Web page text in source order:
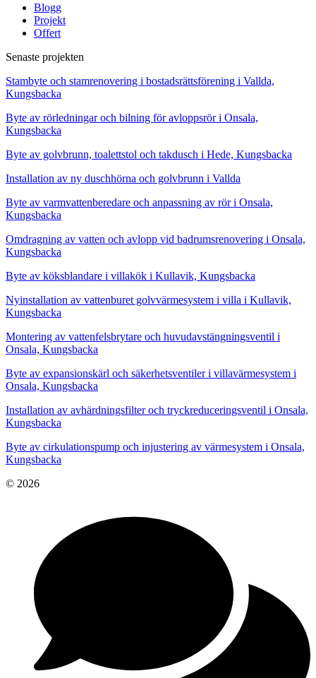
Blogg
Projekt
Offert
Senaste projekten
Stambyte och stamrenovering i bostadsrättsförening i Vallda,
Kungsbacka
Byte av rörledningar och bilning för avloppsrör i Onsala,
Kungsbacka
Byte av golvbrunn, toalettstol och takdusch i Hede, Kungsbacka
Installation av ny duschhörna och golvbrunn i Vallda
Byte av varmvattenberedare och anpassning av rör i Onsala,
Kungsbacka
Omdragning av vatten och avlopp vid badrumsrenovering i Onsala,
Kungsbacka
Byte av köksblandare i villakök i Kullavik, Kungsbacka
Nyinstallation av vattenburet golvvärmesystem i villa i Kullavik,
Kungsbacka
Montering av vattenfelsbrytare och huvudavstängningsventil i
Onsala, Kungsbacka
Byte av expansionskärl och säkerhetsventiler i villavärmesystem i
Onsala, Kungsbacka
Installation av avhärdningsfilter och tryckreduceringsventil i Onsala,
Kungsbacka
Byte av cirkulationspump och injustering av värmesystem i Onsala,
Kungsbacka
© 2026